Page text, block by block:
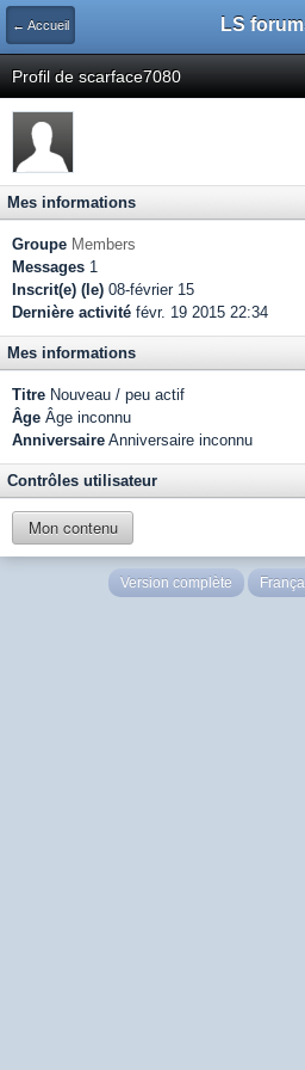
← Accueil LS
Profil de scarface7080
Mes informations
Groupe Members
Messages 1
Inscrit(e) (le) 08-février 15
Dernière activité févr. 19 2015 22:34
Mes informations
Titre Nouveau / peu actif
Âge Âge inconnu
Anniversaire Anniversaire inconnu
Contrôles utilisateur
Mon contenu
Version complète